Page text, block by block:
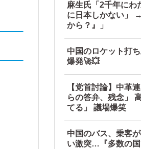
麻生氏「2千年にわ
に日本しかない」
から？』」
中国のロケット打
爆発🚀💥
【党首討論】中革
らの答弁、残念」
てる」 議場爆笑
中国のバス、乗客
い激突…『多数の